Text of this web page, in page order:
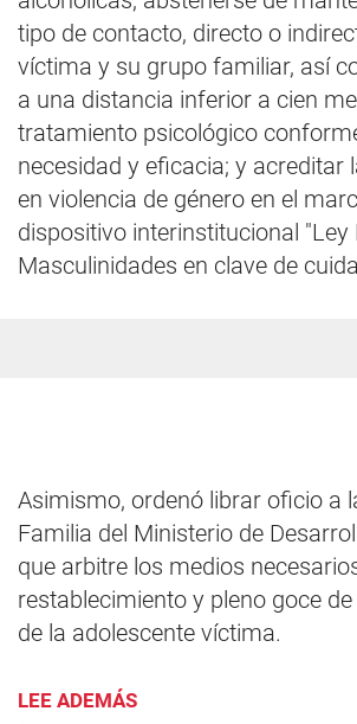
tipo de contacto, directo o
víctima y su grupo familiar, así
a una distancia inferior a cien
tratamiento psicológico
necesidad y eficacia; y acreditar
en violencia de género en el
dispositivo interinstitucional "Ley
Masculinidades en clave de
Asimismo, ordenó librar oficio a
Familia del Ministerio de
que arbitre los medios
restablecimiento y pleno goce
de la adolescente víctima.
LEE ADEMÁS